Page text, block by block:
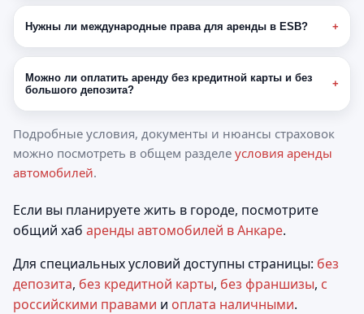
Нужны ли международные права для аренды в ESB?
Можно ли оплатить аренду без кредитной карты и без
большого депозита?
Подробные условия, документы и нюансы страховок
можно посмотреть в общем разделе условия аренды
автомобилей.
Если вы планируете жить в городе, посмотрите
общий хаб аренды автомобилей в Анкаре.
Для специальных условий доступны страницы: без
депозита, без кредитной карты, без франшизы, с
российскими правами и оплата наличными.